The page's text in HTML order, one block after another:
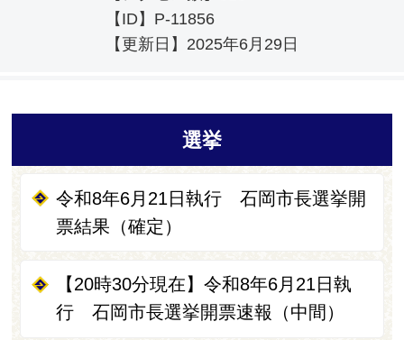
【ID】 P-11856
【更新日】 2025年6月29日
選挙
令和8年6月21日執行 石岡市長選挙開
票結果（確定）
【20時30分現在】令和8年6月21日執
行 石岡市長選挙開票速報（中間）